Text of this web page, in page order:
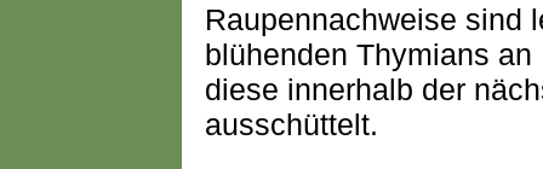
Raupennachweise sind
blühenden Thymians
diese innerhalb der
ausschüttelt.